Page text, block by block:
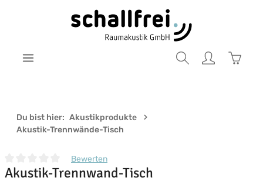
Zum Hauptinhalt springen
Du bist hier: Akustikprodukte
Akustik-Trennwände-Tisch
Durchschnittliche Bewertung von 0 von 5 Sternen
Bewerten
Akustik-Trennwand-Tisch